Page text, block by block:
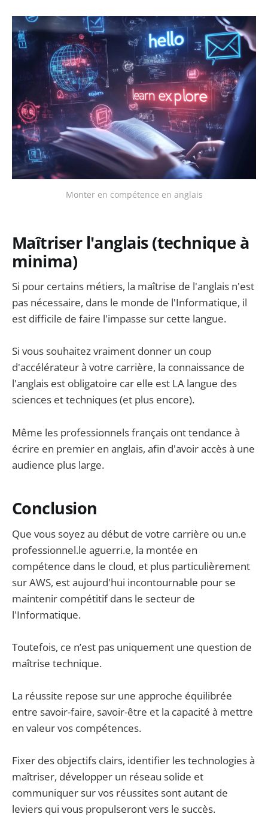
Monter en compétence en anglais
Maîtriser l'anglais (technique à
minima)
Si pour certains métiers, la maîtrise de l'anglais n'est
pas nécessaire, dans le monde de l'Informatique, il
est difficile de faire l'impasse sur cette langue.
Si vous souhaitez vraiment donner un coup
d'accélérateur à votre carrière, la connaissance de
l'anglais est obligatoire car elle est LA langue des
sciences et techniques (et plus encore).
Même les professionnels français ont tendance à
écrire en premier en anglais, afin d'avoir accès à une
audience plus large.
Conclusion
Que vous soyez au début de votre carrière ou un.e
professionnel.le aguerri.e, la montée en
compétence dans le cloud, et plus particulièrement
sur AWS, est aujourd'hui incontournable pour se
maintenir compétitif dans le secteur de
l'Informatique.
Toutefois, ce n’est pas uniquement une question de
maîtrise technique.
La réussite repose sur une approche équilibrée
entre savoir-faire, savoir-être et la capacité à mettre
en valeur vos compétences.
Fixer des objectifs clairs, identifier les technologies à
maîtriser, développer un réseau solide et
communiquer sur vos réussites sont autant de
leviers qui vous propulseront vers le succès.